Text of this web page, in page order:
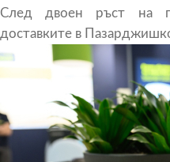
След двоен ръст на
доставките в